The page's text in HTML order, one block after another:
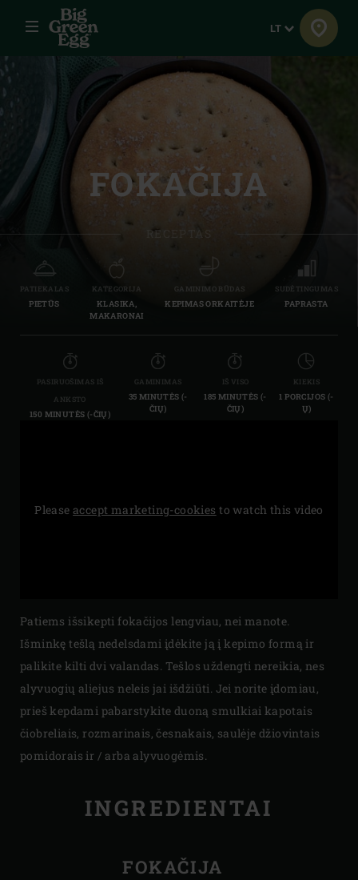
Meniu Kalba
LT
FOKAČIJA
RECEPTAS
PATIEKALAS
PIETŪS
KATEGORIJA
KLASIKA,
MAKARONAI
GAMINIMO BŪDAS
KEPIMAS ORKAITĖJE
SUDĖTINGUMAS
PAPRASTA
PASIRUOŠIMAS IŠ
ANKSTO
150 MINUTĖS (-ČIŲ)
GAMINIMAS
35 MINUTĖS (-
ČIŲ)
IŠ VISO
185 MINUTĖS (-
ČIŲ)
KIEKIS
1 PORCIJOS (-
Ų)
Pleaseaccept marketing-cookies to watch this video
Patiems išsikepti fokačijos lengviau, nei manote.
Išminkę tešlą nedelsdami įdėkite ją į kepimo formą ir
palikite kilti dvi valandas. Tešlos uždengti nereikia, nes
alyvuogių aliejus neleis jai išdžiūti. Jei norite įdomiau,
prieš kepdami pabarstykite duoną smulkiai kapotais
čiobreliais, rozmarinais, česnakais, saulėje džiovintais
pomidorais ir / arba alyvuogėmis.
INGREDIENTAI
FOKAČIJA